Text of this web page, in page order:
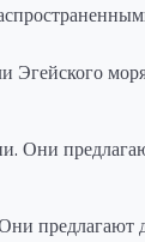
Эгейского
Они
предлагают